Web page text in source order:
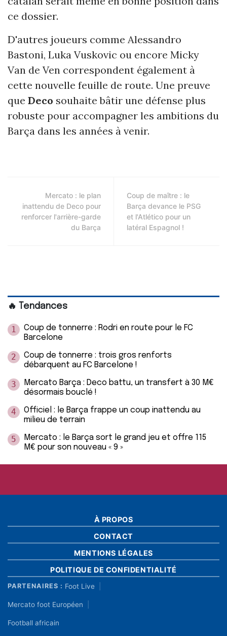
ce dossier.
D'autres joueurs comme Alessandro
Bastoni, Luka Vuskovic ou encore Micky
Van de Ven correspondent également à
cette nouvelle feuille de route. Une preuve
que Deco souhaite bâtir une défense plus
robuste pour accompagner les ambitions du
Barça dans les années à venir.
Mercato : le plan
inattendu de Deco pour
renforcer l'arrière-garde
du Barça
Coup de maître : le
Barça devance le PSG
et l'Atlético pour un
latéral Espagnol !
🔥 Tendances
1
Coup de tonnerre : Rodri en route pour le FC
Barcelone
2
Coup de tonnerre : trois gros renforts
débarquent au FC Barcelone !
3
Mercato Barça : Deco battu, un transfert à 30 M€
désormais bouclé !
4
Officiel : le Barça frappe un coup inattendu au
milieu de terrain
5
Mercato : le Barça sort le grand jeu et offre 115
M€ pour son nouveau « 9 »
À PROPOS
CONTACT
MENTIONS LÉGALES
POLITIQUE DE CONFIDENTIALITÉ
PARTENAIRES : Foot Live
Mercato foot Européen
Football africain